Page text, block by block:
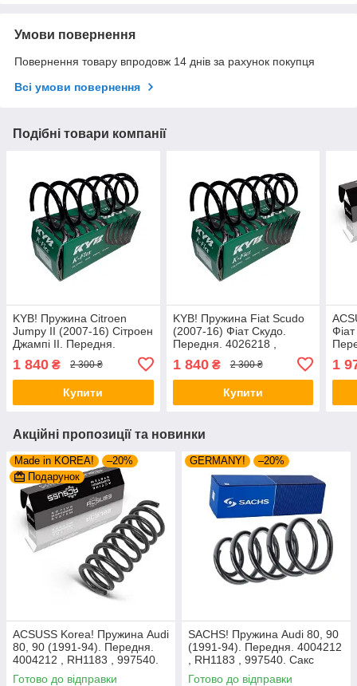
Умови повернення
Повернення товару впродовж 14 днів за рахунок покупця
Всі умови повернення
Подібні товари компанії
KYB! Пружина Citroen
Jumpy II (2007-16) Сітроен
Джампі II. Передня.
993235. Каяба
1 840 ₴ 2 300 ₴
Купити
KYB! Пружина Fiat Scudo
(2007-16) Фіат Скудо.
Передня. 4026218 ,
RA3551 , 993235. Каяба
1 840₴ 2 300 ₴
Купити
1
Акційні пропозиції та новинки
Made in KOREA!
–20%
Подарунок
ACSUSS Korea! Пружина Audi
80, 90 (1991-94). Передня.
4004212 , RH1183 , 997540.
Аксусс Корея
Готово до відправки
GERMANY! –20%
SACHS! Пружина Audi 80, 90
(1991-94). Передня. 4004212
, RH1183 , 997540. Сакс
Готово до відправки